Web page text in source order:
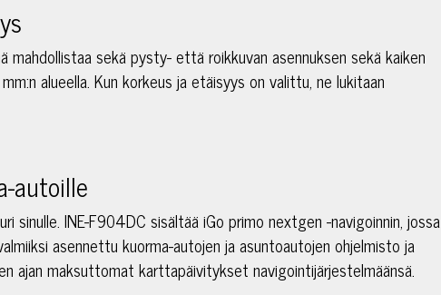
sekä pysty- että roikkuvan asennuksen sekä kaiken
alueella. Kun korkeus ja etäisyys on valittu, ne lukitaan
autoille
INE-F904DC sisältää iGo primo nextgen -navigoinnin, jossa
asennettu kuorma-autojen ja asuntoautojen ohjelmisto ja
ajan maksuttomat karttapäivitykset navigointijärjestelmäänsä.